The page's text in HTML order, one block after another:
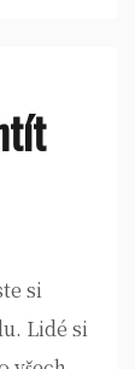
si
Lidé si